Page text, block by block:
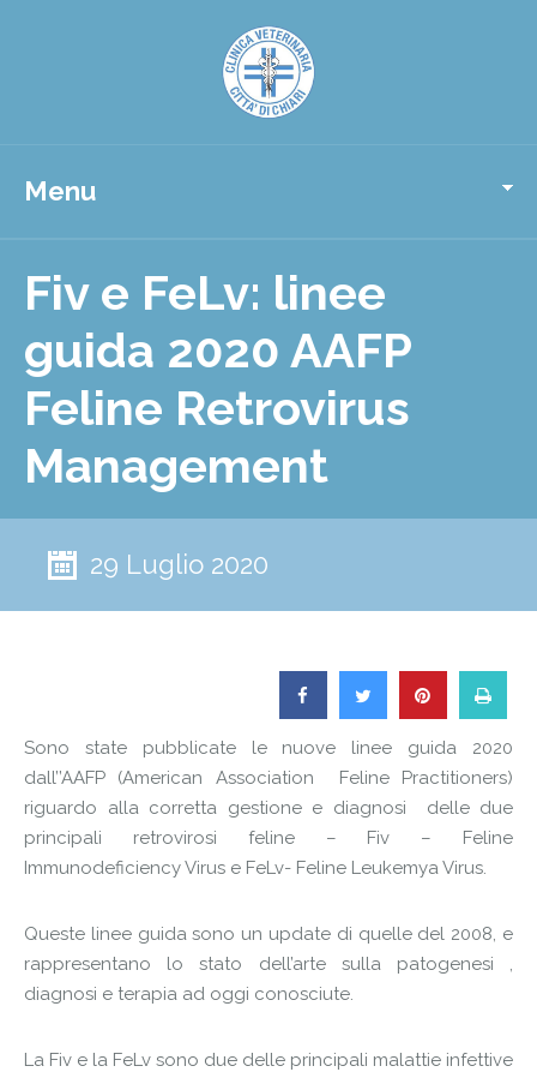
Menu
Fiv e FeLv: linee
guida 2020 AAFP
Feline Retrovirus
Management
29 Luglio 2020
Sono state pubblicate le nuove linee guida 2020
dall’’AAFP (American Association Feline Practitioners)
riguardo alla corretta gestione e diagnosi delle due
principali retrovirosi feline – Fiv – Feline
Immunodeficiency Virus e FeLv- Feline Leukemya Virus.
Queste linee guida sono un update di quelle del 2008, e
rappresentano lo stato dell’arte sulla patogenesi ,
diagnosi e terapia ad oggi conosciute.
La Fiv e la FeLv sono due delle principali malattie infettive